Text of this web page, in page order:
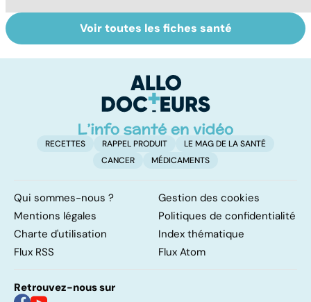
Tout savoir sur
les infections
Inflammation des
amygdales : que
d'angine ?
Voir toutes les fiches santé
RECETTES RAPPEL PRODUIT
LE MAG DE LA SANTÉ
CANCER
MÉDICAMENTS
Qui sommes-nous ?
Gestion des cookies
Mentions légales
Politiques de confidentialité
Charte d'utilisation
Index thématique
Flux RSS
Flux Atom
Retrouvez-nous sur